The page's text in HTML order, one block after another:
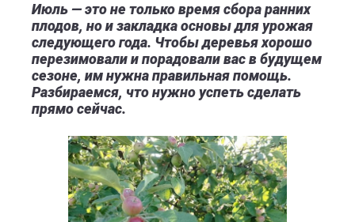
Июль — это не только время сбора ранних
плодов, но и закладка основы для урожая
следующего года. Чтобы деревья хорошо
перезимовали и порадовали вас в будущем
сезоне, им нужна правильная помощь.
Разбираемся, что нужно успеть сделать
прямо сейчас.